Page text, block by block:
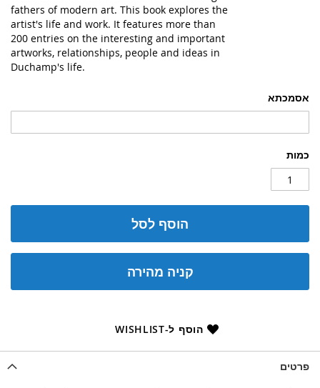
אסמכתא
כמות
הוסף לסל
קניה מהירה
הוסף ל-WISHLIST
fathers of modern art. This book explores the
artist's life and work. It features more than
200 entries on the interesting and important
artworks, relationships, people and ideas in
Duchamp's life.
פרטים